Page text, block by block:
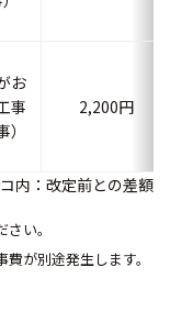
お
事
2,200円
内：改定前との差額
い。
が別途発生します。